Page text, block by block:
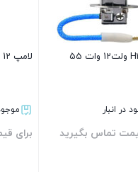
لامپ آریایی دو کنتاکت 21/5
موجود در انبار
برای قیمت تماس بگیرید